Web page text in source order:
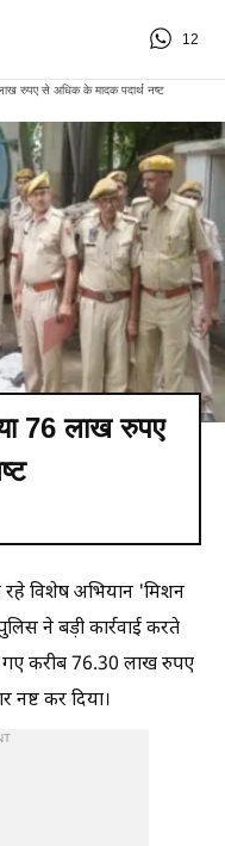
12
रुपए से अधिक के मादक पदार्थ नष्ट
76 लाख रुपए
विशेष अभियान 'मिशन
ने बड़ी कार्रवाई करते
गए करीब 76.30 लाख रुपए
नष्ट कर दिया।